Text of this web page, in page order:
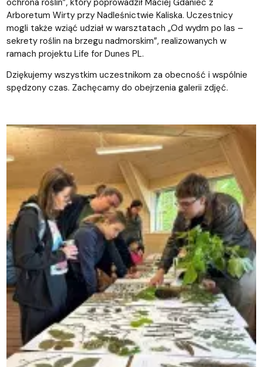
ochrona roślin”, który poprowadził Maciej Gdaniec z
Arboretum Wirty przy Nadleśnictwie Kaliska. Uczestnicy
mogli także wziąć udział w warsztatach „Od wydm po las –
sekrety roślin na brzegu nadmorskim”, realizowanych w
ramach projektu Life for Dunes PL.
Dziękujemy wszystkim uczestnikom za obecność i wspólnie
spędzony czas. Zachęcamy do obejrzenia galerii zdjęć.